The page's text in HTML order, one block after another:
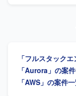
り組める方を歓迎いたします。
FastAPI、AWS
ダンな技術スタ
ます。 アーキテ
アプリケーショ
およびAPIの設計
携機能の実装を
環境および実行
ECSへのアプリ
す。 CI/CDパイ
「フルスタック
「Aurora」の案
「AWS」の案件